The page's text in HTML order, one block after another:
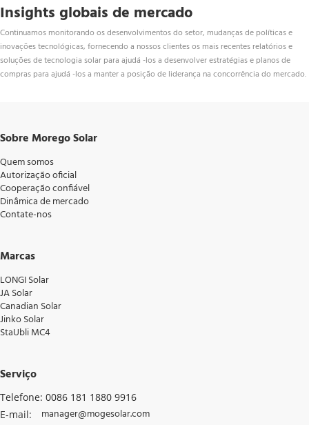
Insights globais de mercado
Continuamos monitorando os desenvolvimentos do setor, mudanças de políticas e
inovações tecnológicas, fornecendo a nossos clientes os mais recentes relatórios e
soluções de tecnologia solar para ajudá -los a desenvolver estratégias e planos de
compras para ajudá -los a manter a posição de liderança na concorrência do mercado.
Sobre Morego Solar
Quem somos
Autorização oficial
Cooperação confiável
Dinâmica de mercado
Contate-nos
Marcas
LONGI Solar
JA Solar
Canadian Solar
Jinko Solar
StaUbli MC4
Serviço
Telefone: 0086 181 1880 9916
E-mail:
manager@mogesolar.com